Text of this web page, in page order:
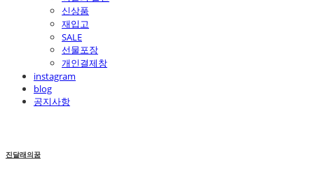
신상품
재입고
SALE
선물포장
개인결제창
instagram
blog
공지사항
진달래의꿈